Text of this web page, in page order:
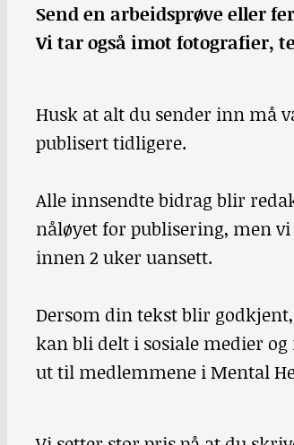
Send en arbeidsprøve eller
Vi tar også imot fotografier,
Husk at alt du sender inn må
publisert tidligere.
Alle innsendte bidrag blir
nåløyet for publisering, men
innen 2 uker uansett.
Dersom din tekst blir
kan bli delt i sosiale medier
ut til medlemmene i Mental